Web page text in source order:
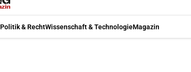
Politik & RechtWissenschaft & TechnologieMagazin